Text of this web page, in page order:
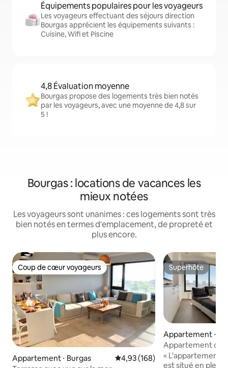
Équipements populaires pour les voyageurs
Les voyageurs effectuant des séjours direction
Bourgas apprécient les équipements suivants :
Cuisine, Wifi et Piscine
4,8 Évaluation moyenne
Bourgas propose des logements très bien notés
par les voyageurs, avec une moyenne de 4,8 sur
5 !
Bourgas : locations de vacances les
mieux notées
Les voyageurs sont unanimes : ces logements sont très
bien notés en termes d'emplacement, de propreté et
plus encore.
Coup de cœur voyageurs
Coup de cœur voyageurs
Appartement ⋅ Burgas Évaluation moyenne sur la
4,93 (168)
Superhôte
Superhôte
Appartement ⋅
Appartement de
Panorama
« L'appartement
est situé en plein